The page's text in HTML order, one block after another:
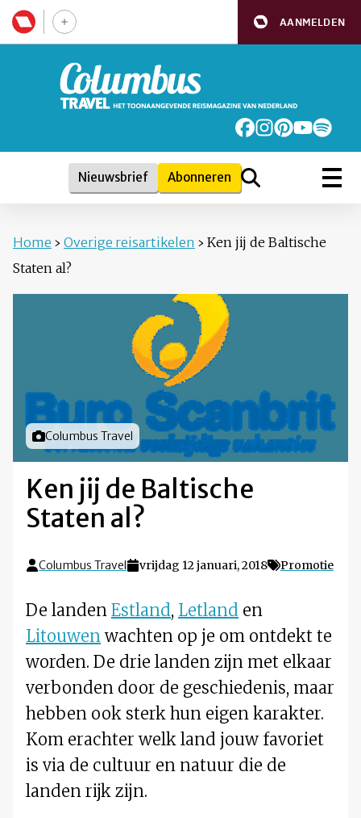
AANMELDEN
Nieuwsbrief Abonneren
Home › Overige reisartikelen › Ken jij de Baltische
Staten al?
Foto door
Columbus Travel
Ken jij de Baltische
Staten al?
Columbus Travel vrijdag 12 januari, 2018 Promotie
De landen Estland, Letland en
Litouwen wachten op je om ontdekt te
worden. De drie landen zijn met elkaar
verbonden door de geschiedenis, maar
hebben ook sterk hun eigen karakter.
Kom erachter welk land jouw favoriet
is via de cultuur en natuur die de
landen rijk zijn.